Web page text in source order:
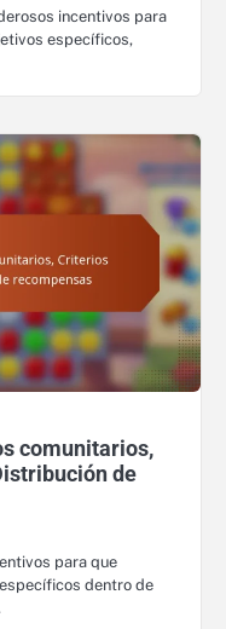
incentivos para
específicos,
comunitarios,
de
para que
dentro de